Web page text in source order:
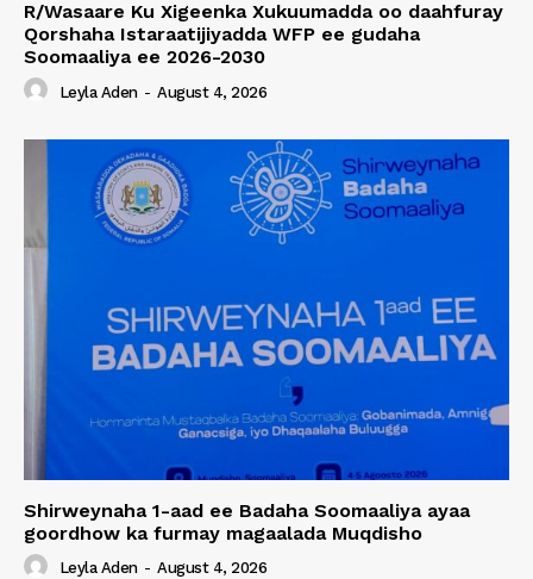
R/Wasaare Ku Xigeenka Xukuumadda oo daahfuray
Qorshaha Istaraatijiyadda WFP ee gudaha
Soomaaliya ee 2026-2030
Leyla Aden - August 4, 2026
Shirweynaha 1-aad ee Badaha Soomaaliya ayaa
goordhow ka furmay magaalada Muqdisho
Leyla Aden - August 4, 2026